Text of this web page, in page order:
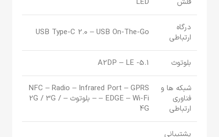
درگاه
ارتباطی
USB Type-C 2.0 – USB On-The-Go
بلوتوث 5.1- A2DP – LE
شبکه ها و
فناوری
ارتباطی
NFC – Radio – Infrared Port – GPRS
– EDGE – Wi-Fi – بلوتوث – 2G / 3G /
4G
پشتیبانی